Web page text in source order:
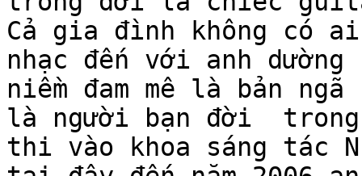
Cả gia đình không có
nhạc đến với anh
niềm đam mê là bản
là người bạn đời  trong
thi vào khoa sáng tác